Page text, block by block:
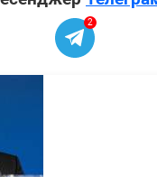
2